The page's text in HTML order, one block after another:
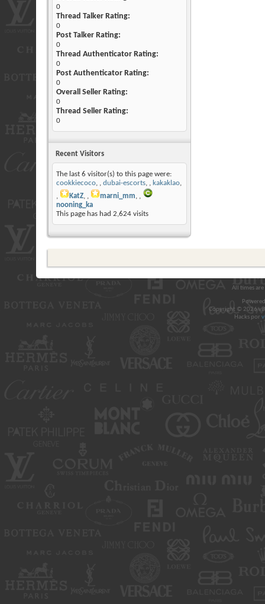
0
Thread Talker Rating:
0
Post Talker Rating:
0
Thread Authenticator Rating:
0
Post Authenticator Rating:
0
Overall Seller Rating:
0
Thread Seller Rating:
0
Recent Visitors
The last 6 visitor(s) to this page were:
cookkiecoco, dubai-escorts, kakaklao,
KatZ, marni_mm,
nooning_ka
This page has had 2,624visits
All times
Copyright © 2026
Hacks por